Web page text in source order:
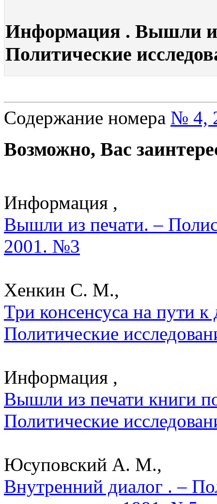
Информация . Вышли
Политические
Содержание номера № 4,
Возможно, Вас
Информация ,
Вышли из печати. –
2001. №3
Хенкин С. М.,
Три консенсуса на пути
Политические
Информация ,
Вышли из печати книги
Политические
Юсуповский А. М.,
Внутренний диалог . –